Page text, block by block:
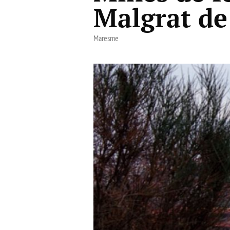
Malgrat
Maresme